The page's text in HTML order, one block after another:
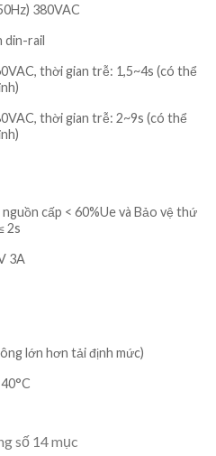
380VAC
din-rail
thời gian trễ: 1,5~4s (có thể
thời gian trễ: 2~9s (có thể
cấp < 60%Ue và Bảo vệ thứ
2s
3A
lớn hơn tải định mức)
số 14 mục